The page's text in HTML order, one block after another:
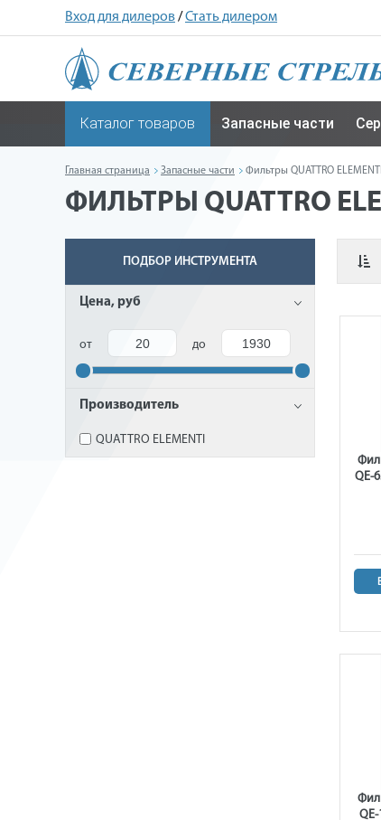
Вход для дилеров/Стать дилером
Каталог товаров Запасные части
Главная страница Запасные части Фильтры QUATTRO ELEMENTI
ФИЛЬТРЫ QUATTRO
ПОДБОР ИНСТРУМЕНТА
Цена, руб
от до
Производитель
QUATTRO ELEMENTI
QE-